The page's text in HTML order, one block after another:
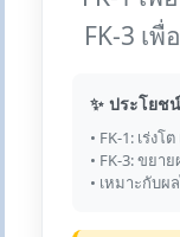
FK-3 เ
✨ ประโยช
• FK-1: เร่งโ
• FK-3: ขยา
• เหมาะกับ